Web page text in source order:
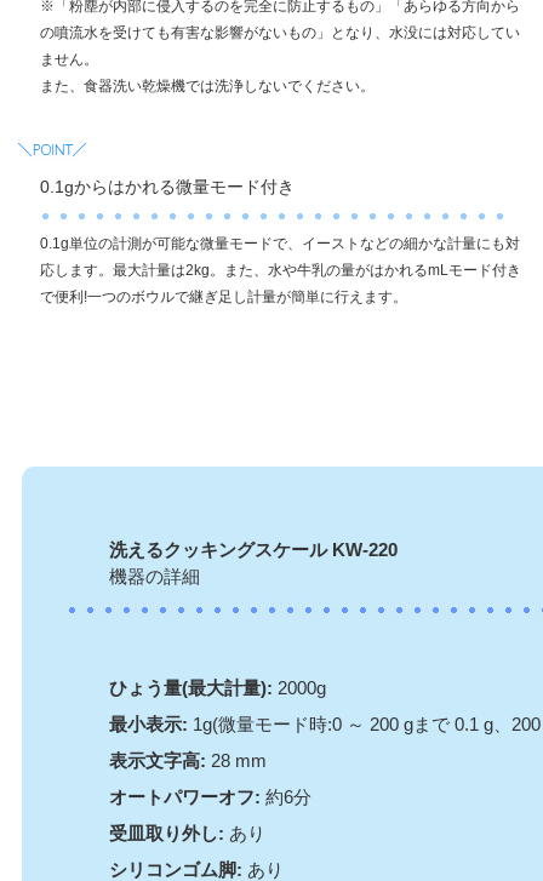
※「粉塵が内部に侵入するのを完全に防止するもの」「あらゆる方向から
の噴流水を受けても有害な影響がないもの」となり、水没には対応してい
ません。
また、食器洗い乾燥機では洗浄しないでください。
0.1gからはかれる微量モード付き
0.1g単位の計測が可能な微量モードで、イーストなどの細かな計量にも対
応します。最大計量は2kg。また、水や牛乳の量がはかれるmLモード付き
で便利!一つのボウルで継ぎ足し計量が簡単に行えます。
洗えるクッキングスケール KW-220
機器の詳細
ひょう量(最大計量): 2000g
最小表示: 1g(微量モード時:0 ～ 200 gまで 0.1 g、
表示文字高: 28 mm
オートパワーオフ: 約6分
受皿取り外し: あり
シリコンゴム脚: あり